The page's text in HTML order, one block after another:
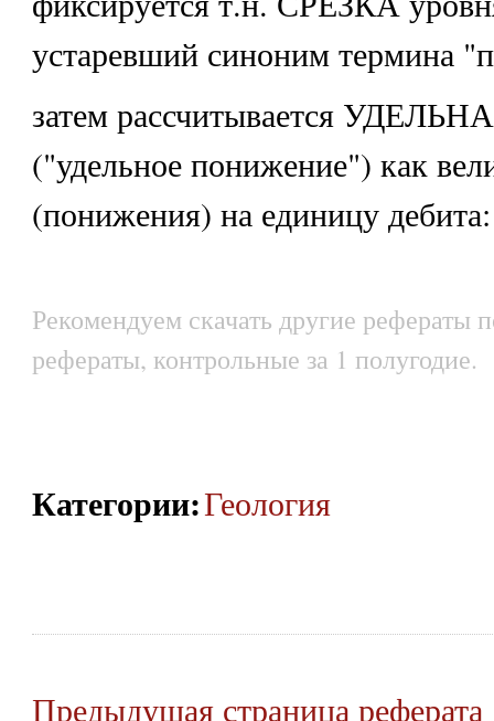
устаревший синоним термина
затем рассчитывается
("удельное понижение") как
(понижения) на единицу дебита:
Рекомендуем скачать другие рефераты
рефераты, контрольные за 1 полугодие.
Категории:Геология
Предыдущая страница реферата